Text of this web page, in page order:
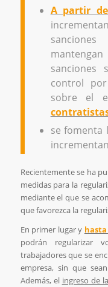
A partir
sanciones
control
sobre el
se fomenta
Recientemente se ha
medidas para la
mediante el que se
que favorezca la
En primer lugar y hasta
podrán regularizar
trabajadores que se
empresa, sin que
Además, el ingreso de